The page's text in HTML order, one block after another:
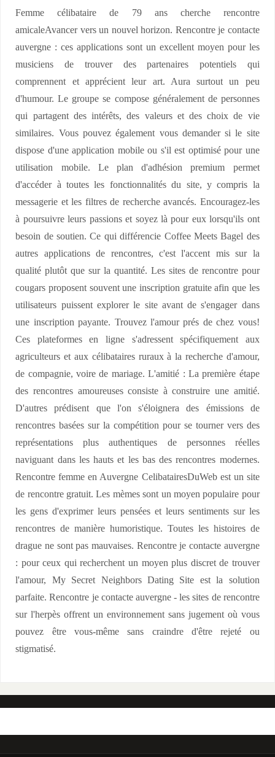
Femme célibataire de 79 ans cherche rencontre
amicaleAvancer vers un nouvel horizon. Rencontre je contacte
auvergne : ces applications sont un excellent moyen pour les
musiciens de trouver des partenaires potentiels qui
comprennent et apprécient leur art. Aura surtout un peu
d'humour. Le groupe se compose généralement de personnes
qui partagent des intérêts, des valeurs et des choix de vie
similaires. Vous pouvez également vous demander si le site
dispose d'une application mobile ou s'il est optimisé pour une
utilisation mobile. Le plan d'adhésion premium permet
d'accéder à toutes les fonctionnalités du site, y compris la
messagerie et les filtres de recherche avancés. Encouragez-les
à poursuivre leurs passions et soyez là pour eux lorsqu'ils ont
besoin de soutien. Ce qui différencie Coffee Meets Bagel des
autres applications de rencontres, c'est l'accent mis sur la
qualité plutôt que sur la quantité. Les sites de rencontre pour
cougars proposent souvent une inscription gratuite afin que les
utilisateurs puissent explorer le site avant de s'engager dans
une inscription payante. Trouvez l'amour prés de chez vous!
Ces plateformes en ligne s'adressent spécifiquement aux
agriculteurs et aux célibataires ruraux à la recherche d'amour,
de compagnie, voire de mariage. L'amitié : La première étape
des rencontres amoureuses consiste à construire une amitié.
D'autres prédisent que l'on s'éloignera des émissions de
rencontres basées sur la compétition pour se tourner vers des
représentations plus authentiques de personnes réelles
naviguant dans les hauts et les bas des rencontres modernes.
Rencontre femme en Auvergne CelibatairesDuWeb est un site
de rencontre gratuit. Les mèmes sont un moyen populaire pour
les gens d'exprimer leurs pensées et leurs sentiments sur les
rencontres de manière humoristique. Toutes les histoires de
drague ne sont pas mauvaises. Rencontre je contacte auvergne
: pour ceux qui recherchent un moyen plus discret de trouver
l'amour, My Secret Neighbors Dating Site est la solution
parfaite. Rencontre je contacte auvergne - les sites de rencontre
sur l'herpès offrent un environnement sans jugement où vous
pouvez être vous-même sans craindre d'être rejeté ou
stigmatisé.